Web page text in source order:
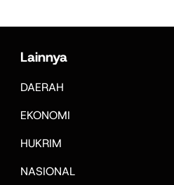
Lainnya
DAERAH
EKONOMI
HUKRIM
NASIONAL